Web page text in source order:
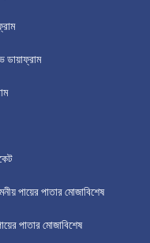
ডায়াফ্রাম
পায়ের পাতার মোজাবিশেষ
পাতার মোজাবিশেষ